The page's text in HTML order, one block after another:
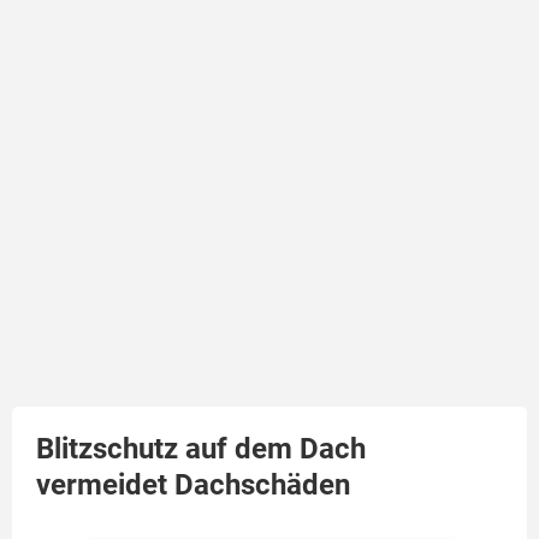
Blitzschutz auf dem Dach
vermeidet Dachschäden